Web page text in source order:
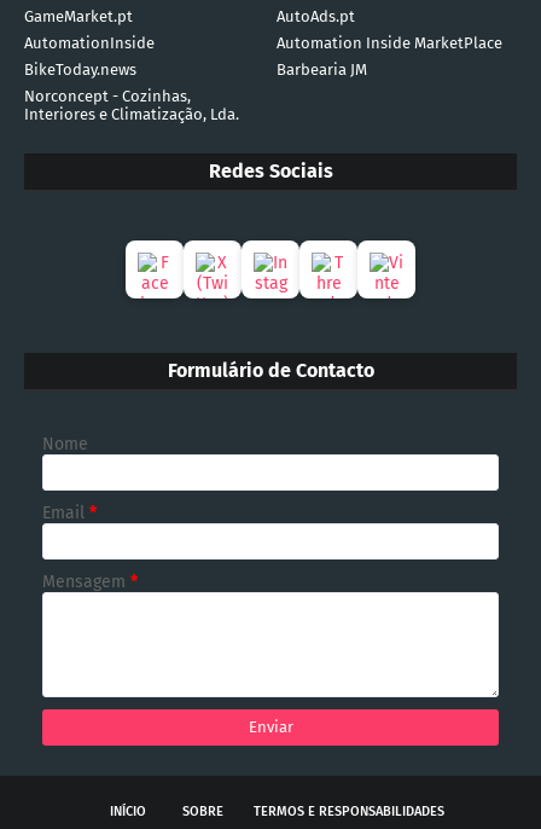
GameMarket.pt
AutoAds.pt
AutomationInside
Automation Inside MarketPlace
BikeToday.news
Barbearia JM
Norconcept - Cozinhas,
Interiores e Climatização, Lda.
Redes Sociais
Formulário de Contacto
Nome
Email *
Mensagem *
INÍCIO SOBRE TERMOS E RESPONSABILIDADES